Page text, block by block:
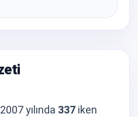
yılında 337 iken